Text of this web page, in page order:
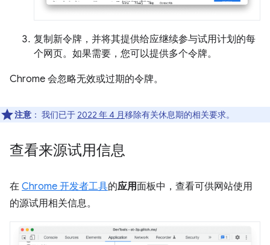
复制新令牌，并将其提供给应继续参与试用计划的每
个网页。如果需要，您可以提供多个令牌。
Chrome 会忽略无效或过期的令牌。
注意 ： 我们已于 2022 年 4 月移除有关休息期的相关要求。
查看来源试用信息
在 Chrome 开发者工具的应用面板中，查看可供网站使用
的源试用相关信息。